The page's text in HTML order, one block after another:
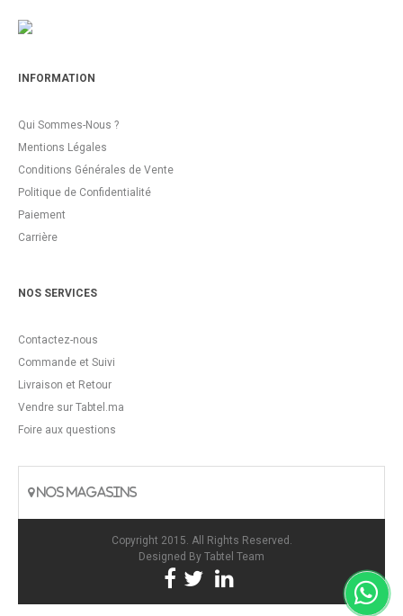
INFORMATION
Qui Sommes-Nous ?
Mentions Légales
Conditions Générales de Vente
Politique de Confidentialité
Paiement
Carrière
NOS SERVICES
Contactez-nous
Commande et Suivi
Livraison et Retour
Vendre sur Tabtel.ma
Foire aux questions
NOS MAGASINS
Copyright 2015. All Rights Reserved.
Designed By Tabtel Team